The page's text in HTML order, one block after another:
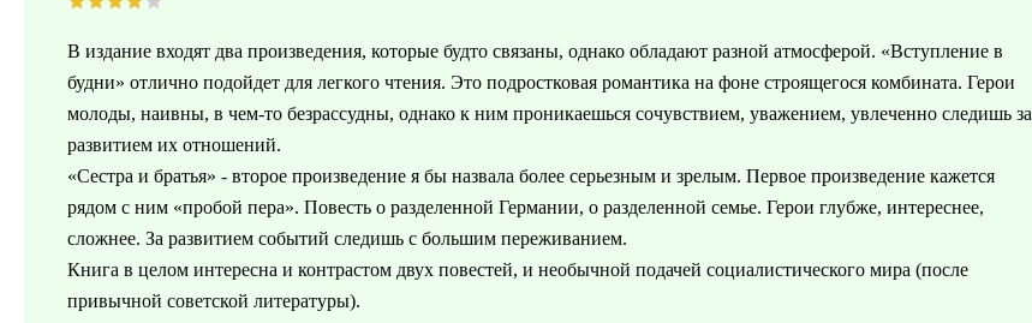
В издание входят два произведения, которые будто связаны, однако обладают разной атмосферой. «Вступление в
будни» отлично подойдет для легкого чтения. Это подростковая романтика на фоне строящегося комбината. Герои
молоды, наивны, в чем-то безрассудны, однако к ним проникаешься сочувствием, уважением, увлеченно следишь за
развитием их отношений.
«Сестра и братья» - второе произведение я бы назвала более серьезным и зрелым. Первое произведение кажется
рядом с ним «пробой пера». Повесть о разделенной Германии, о разделенной семье. Герои глубже, интереснее,
сложнее. За развитием событий следишь с большим переживанием.
Книга в целом интересна и контрастом двух повестей, и необычной подачей социалистического мира (после
привычной советской литературы).